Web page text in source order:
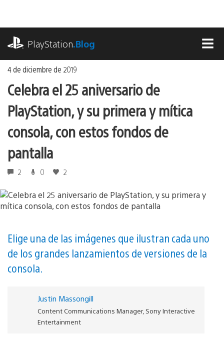
contenido
PlayStation.Blog
4 de diciembre de 2019
Celebra el 25 aniversario de
PlayStation, y su primera y mítica
consola, con estos fondos de
pantalla
2 0 2
Elige una de las imágenes que ilustran cada uno
de los grandes lanzamientos de versiones de la
consola.
Justin Massongill
Content Communications Manager, Sony Interactive
Entertainment